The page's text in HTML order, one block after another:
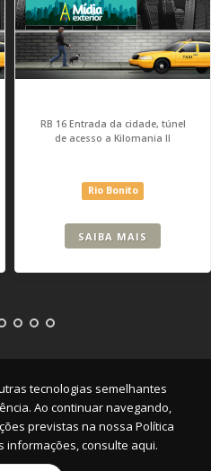
tecnologias semelhantes
Ao continuar navegando,
previstas na nossa Política
informações, consulte aqui.
RB 16 Entrada da cidade, túnel
de acesso a Kilomania II
Rio Bonito
SAIBA MAIS
|Pontos|Contato